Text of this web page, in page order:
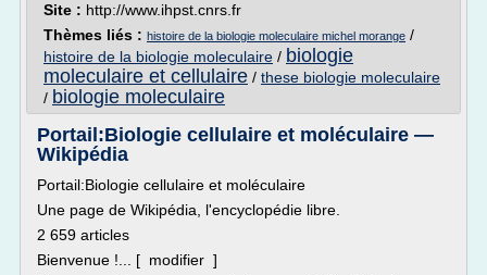
Site : http://www.ihpst.cnrs.fr
Thèmes liés : histoire de la biologie moleculaire michel morange /
histoire de la biologie moleculaire / biologie
moleculaire et cellulaire / these biologie moleculaire
/ biologie moleculaire
Portail:Biologie cellulaire et moléculaire —
Wikipédia
Portail:Biologie cellulaire et moléculaire
Une page de Wikipédia, l'encyclopédie libre.
2 659 articles
Bienvenue !... [ modifier ]